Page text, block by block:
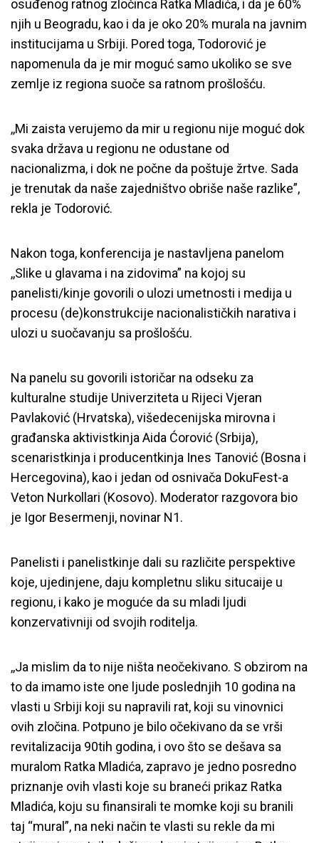
osuđenog ratnog zločinca Ratka Mladića, i da je 60%
njih u Beogradu, kao i da je oko 20% murala na javnim
institucijama u Srbiji. Pored toga, Todorović je
napomenula da je mir moguć samo ukoliko se sve
zemlje iz regiona suoče sa ratnom prošlošću.
,,Mi zaista verujemo da mir u regionu nije moguć dok
svaka država u regionu ne odustane od
nacionalizma, i dok ne počne da poštuje žrtve. Sada
je trenutak da naše zajedništvo obriše naše razlike”,
rekla je Todorović.
Nakon toga, konferencija je nastavljena panelom
,,Slike u glavama i na zidovima” na kojoj su
panelisti/kinje govorili o ulozi umetnosti i medija u
procesu (de)konstrukcije nacionalističkih narativa i
ulozi u suočavanju sa prošlošću.
Na panelu su govorili istoričar na odseku za
kulturalne studije Univerziteta u Rijeci Vjeran
Pavlaković (Hrvatska), višedecenijska mirovna i
građanska aktivistkinja Aida Ćorović (Srbija),
scenaristkinja i producentkinja Ines Tanović (Bosna i
Hercegovina), kao i jedan od osnivača DokuFest-a
Veton Nurkollari (Kosovo). Moderator razgovora bio
je Igor Besermenji, novinar N1.
Panelisti i panelistkinje dali su različite perspektive
koje, ujedinjene, daju kompletnu sliku situcaije u
regionu, i kako je moguće da su mladi ljudi
konzervativniji od svojih roditelja.
,,Ja mislim da to nije ništa neočekivano. S obzirom na
to da imamo iste one ljude poslednjih 10 godina na
vlasti u Srbiji koji su napravili rat, koji su vinovnici
ovih zločina. Potpuno je bilo očekivano da se vrši
revitalizacija 90tih godina, i ovo što se dešava sa
muralom Ratka Mladića, zapravo je jedno posredno
priznanje ovih vlasti koje su braneći prikaz Ratka
Mladića, koju su finansirali te momke koji su branili
taj “mural”, na neki način te vlasti su rekle da mi